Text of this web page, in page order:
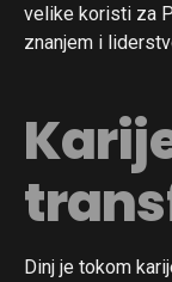
velike koristi za
znanjem i
Dinj je tokom